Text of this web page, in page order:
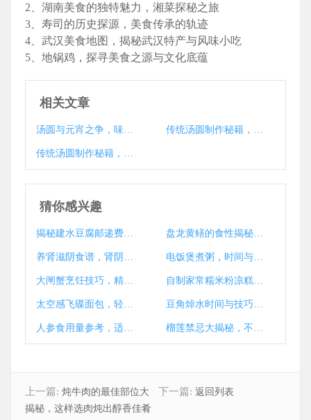
2、湖南美食的独特魅力，湘菜探秘之旅
3、寿司的历史探源，美食传承的轨迹
4、武汉美食地图，揭秘武汉特产与风味小吃
5、地锅鸡，探寻美食之源与文化底蕴
相关文章
汤圆与元宵之争，味蕾对决，谁主沉浮？ 传统汤圆制作秘籍，揭秘食材选择与粉类运用
传统汤圆制作秘籍，学会这一招，美味汤圆轻松上手
猜你感兴趣
揭秘建水豆腐邮递费用，邮费几何？ 盘龙黄鳝的食性揭秘，探寻它们的美食偏好
养肾滋阴食谱，肾阴虚者的饮食调养指南 电饭煲煮粥，时间与技巧的艺术
大闸蟹烹饪技巧，精准把握最佳煮蟹时间 自制家常糯米粉凉糕，夏日清凉甜品攻略
太空感飞碟面包，轻松烘焙的太空美食攻略 豆角焯水时间与技巧揭秘
人参食用量参考，适宜摄入多少克？ 榴莲禁忌大揭秘，不可同食的食物清单一览
上一篇: 炖牛肉的最佳部位大
揭秘，这样选肉炖出醇香佳肴
下一篇: 返回列表